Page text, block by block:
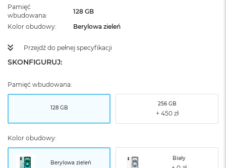
Pamięć
wbudowana
128 GB
Kolor obudowy Berylowa zieleń
Przejdź do pełnej specyfikacji
SKONFIGURUJ:
Pamięć wbudowana:
128 GB
256 GB
Kolor obudowy:
Berylowa zieleń
Biały